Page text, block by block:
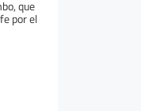
que
por el